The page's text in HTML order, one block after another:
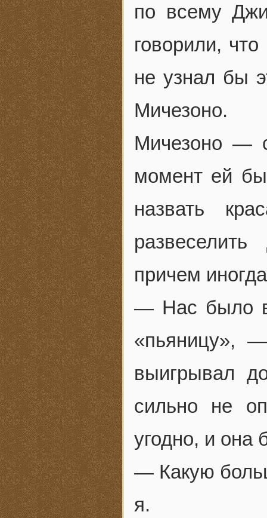
по всему
говорили,
не узнал бы
Мичезоно.
Мичезоно —
момент ей
назвать
причем
— Нас было
«пьяницу»,
выигрывал
сильно не
угодно, и она
— Какую
я.